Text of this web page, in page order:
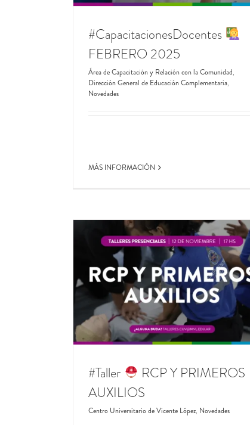
#CapacitacionesDocentes
FEBRERO 2025
Área de Capacitación y Relación con la Comunidad,
Dirección General de Educación Complementaria,
Novedades
MÁS INFORMACIÓN
#Taller
RCP Y PRIMEROS
AUXILIOS
Centro Universitario de Vicente López, Novedades